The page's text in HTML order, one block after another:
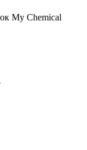
My Chemical